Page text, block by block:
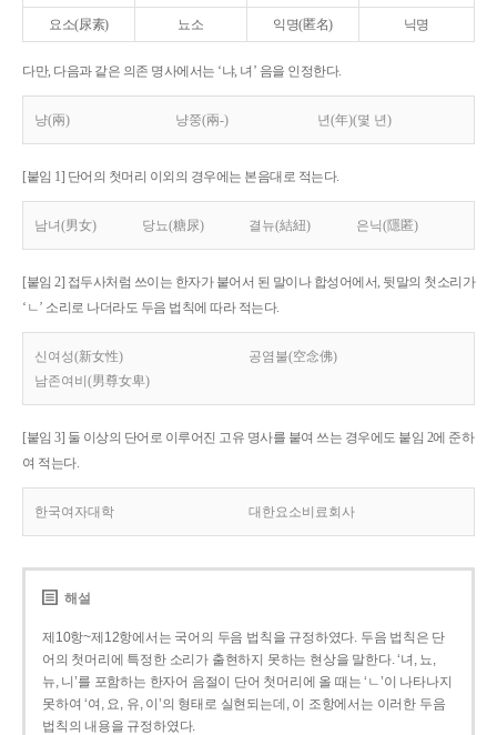
요소(尿素) 뇨소 익명(匿名) 닉명
다만, 다음과 같은 의존 명사에서는 ‘냐, 녀’ 음을 인정한다.
냥(兩) 냥쭝(兩-) 년(年)(몇 년)
[붙임 1] 단어의 첫머리 이외의 경우에는 본음대로 적는다.
남녀(男女) 당뇨(糖尿) 결뉴(結紐) 은닉(隱匿)
[붙임 2] 접두사처럼 쓰이는 한자가 붙어서 된 말이나 합성어에서, 뒷말의 첫소리가
‘ㄴ’ 소리로 나더라도 두음 법칙에 따라 적는다.
신여성(新女性)
공염불(空念佛)
남존여비(男尊女卑)
[붙임 3] 둘 이상의 단어로 이루어진 고유 명사를 붙여 쓰는 경우에도 붙임 2에 준하
여 적는다.
한국여자대학 대한요소비료회사
해설
제10항~제12항에서는 국어의 두음 법칙을 규정하였다. 두음 법칙은 단
어의 첫머리에 특정한 소리가 출현하지 못하는 현상을 말한다. ‘녀, 뇨,
뉴, 니’를 포함하는 한자어 음절이 단어 첫머리에 올 때는 ‘ㄴ’이 나타나지
못하여 ‘여, 요, 유, 이’의 형태로 실현되는데, 이 조항에서는 이러한 두음
법칙의 내용을 규정하였다.